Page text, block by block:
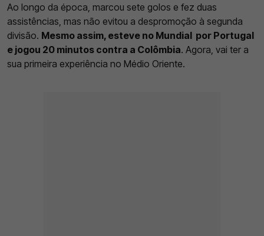
Ao longo da época, marcou sete golos e fez duas
assistências, mas não evitou a despromoção à segunda
divisão. Mesmo assim, esteve no Mundial por Portugal
e jogou 20 minutos contra a Colômbia. Agora, vai ter a
sua primeira experiência no Médio Oriente.